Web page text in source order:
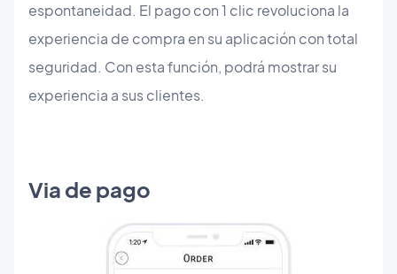
espontaneidad. El pago con 1 clic revoluciona la
experiencia de compra en su aplicación con total
seguridad. Con esta función, podrá mostrar su
experiencia a sus clientes.
Via de pago